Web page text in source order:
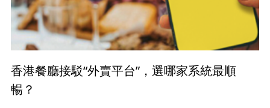
香港餐廳接駁“外賣平台”，選哪家系統最順
暢？